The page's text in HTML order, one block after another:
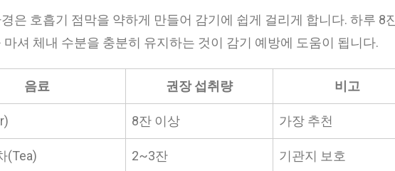
은 호흡기 점막을 약하게 만들어 감기에 쉽게 걸리게 합니다. 하루 8
마셔 체내 수분을 충분히 유지하는 것이 감기 예방에 도움이 됩니다.
음료 권장 섭취량 비고
8잔 이상 가장 추천
(Tea) 2~3잔 기관지 보호